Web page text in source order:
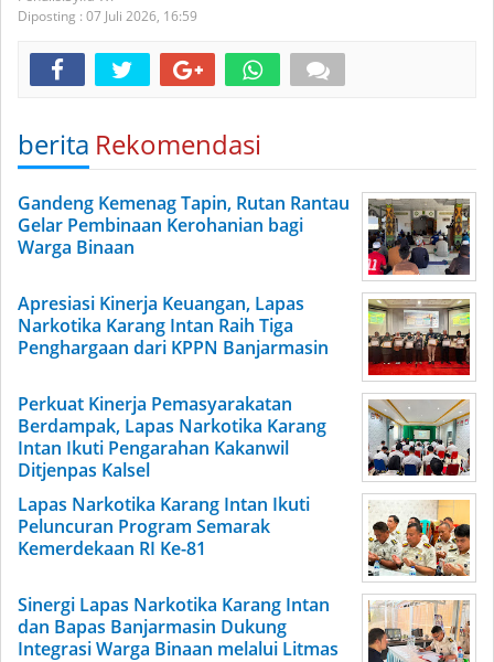
Diposting : 07 Juli 2026, 16:59
berita Rekomendasi
Gandeng Kemenag Tapin, Rutan Rantau
Gelar Pembinaan Kerohanian bagi
Warga Binaan
Apresiasi Kinerja Keuangan, Lapas
Narkotika Karang Intan Raih Tiga
Penghargaan dari KPPN Banjarmasin
Perkuat Kinerja Pemasyarakatan
Berdampak, Lapas Narkotika Karang
Intan Ikuti Pengarahan Kakanwil
Ditjenpas Kalsel
Lapas Narkotika Karang Intan Ikuti
Peluncuran Program Semarak
Kemerdekaan RI Ke-81
Sinergi Lapas Narkotika Karang Intan
dan Bapas Banjarmasin Dukung
Integrasi Warga Binaan melalui Litmas